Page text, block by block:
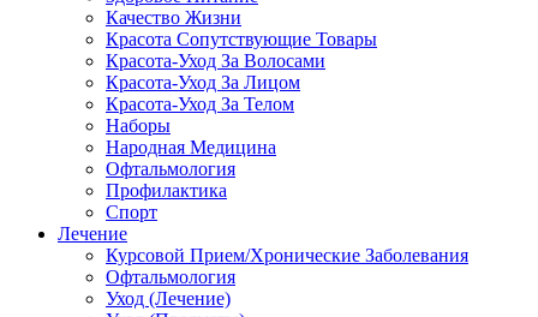
Качество Жизни
Красота Сопутствующие Товары
Красота-Уход За Волосами
Красота-Уход За Лицом
Красота-Уход За Телом
Наборы
Народная Медицина
Офтальмология
Профилактика
Спорт
Лечение
Курсовой Прием/Хронические Заболевания
Офтальмология
Уход (Лечение)